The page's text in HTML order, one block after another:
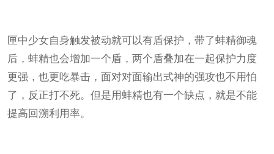
匣中少女自身触发被动就可以有盾保护，带了蚌精御魂
后，蚌精也会增加一个盾，两个盾叠加在一起保护力度
更强，也更吃暴击，面对对面输出式神的强攻也不用怕
了，反正打不死。但是用蚌精也有一个缺点，就是不能
提高回溯利用率。